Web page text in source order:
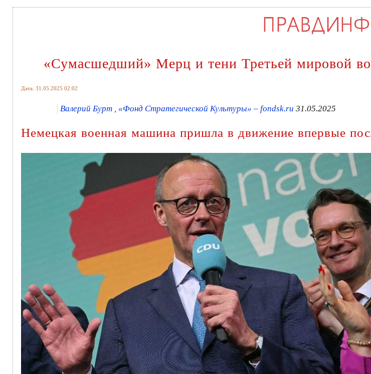
«Сумасшедший» Мерц и тени Третьей мировой
Дата: 31.05.2025 02:02
Валерий Бурт , «Фонд Стратегической Культуры» – fondsk.ru 31.05.2025
Немецкая военная машина пришла в движение впервые